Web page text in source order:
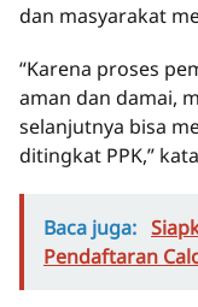
dan masyarakat
“Karena proses
aman dan damai,
selanjutnya bisa
ditingkat PPK,”
Baca juga:
Pendaftaran